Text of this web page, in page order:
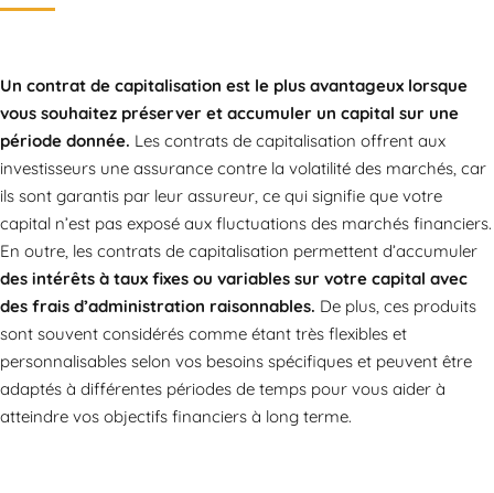
Un contrat de capitalisation est le plus avantageux lorsque
vous souhaitez préserver et accumuler un capital sur une
période donnée. Les contrats de capitalisation offrent aux
investisseurs une assurance contre la volatilité des marchés, car
ils sont garantis par leur assureur, ce qui signifie que votre
capital n’est pas exposé aux fluctuations des marchés financiers.
En outre, les contrats de capitalisation permettent d’accumuler
des intérêts à taux fixes ou variables sur votre capital avec
des frais d’administration raisonnables. De plus, ces produits
sont souvent considérés comme étant très flexibles et
personnalisables selon vos besoins spécifiques et peuvent être
adaptés à différentes périodes de temps pour vous aider à
atteindre vos objectifs financiers à long terme.